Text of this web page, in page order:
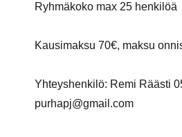
Ryhmäkoko max 25 henkilöä
Kausimaksu 70€, maksu
Yhteyshenkilö: Remi Räästi
purhapj@gmail.com